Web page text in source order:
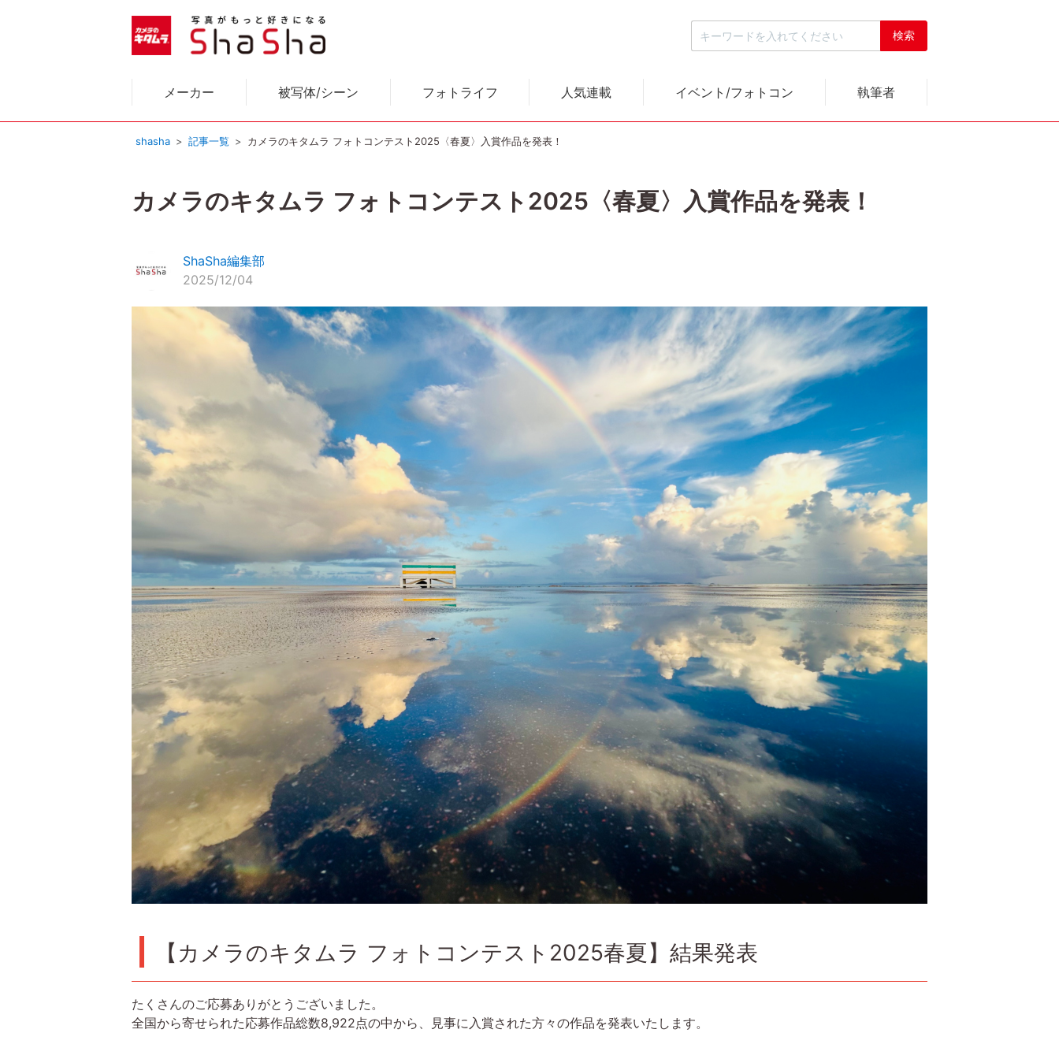
メーカー 被写体/シーン フォトライフ 人気連載 イベント/フォトコン 執筆者
shasha 記事一覧 カメラのキタムラ フォトコンテスト2025〈春夏〉入賞作品を発表！
カメラのキタムラ フォトコンテスト2025〈春夏〉入賞作品を発表！
ShaSha編集部
2025/12/04
【カメラのキタムラ フォトコンテスト2025春夏】結果発表
たくさんのご応募ありがとうございました。
全国から寄せられた応募作品総数8,922点の中から、見事に入賞された方々の作品を発表いたします。